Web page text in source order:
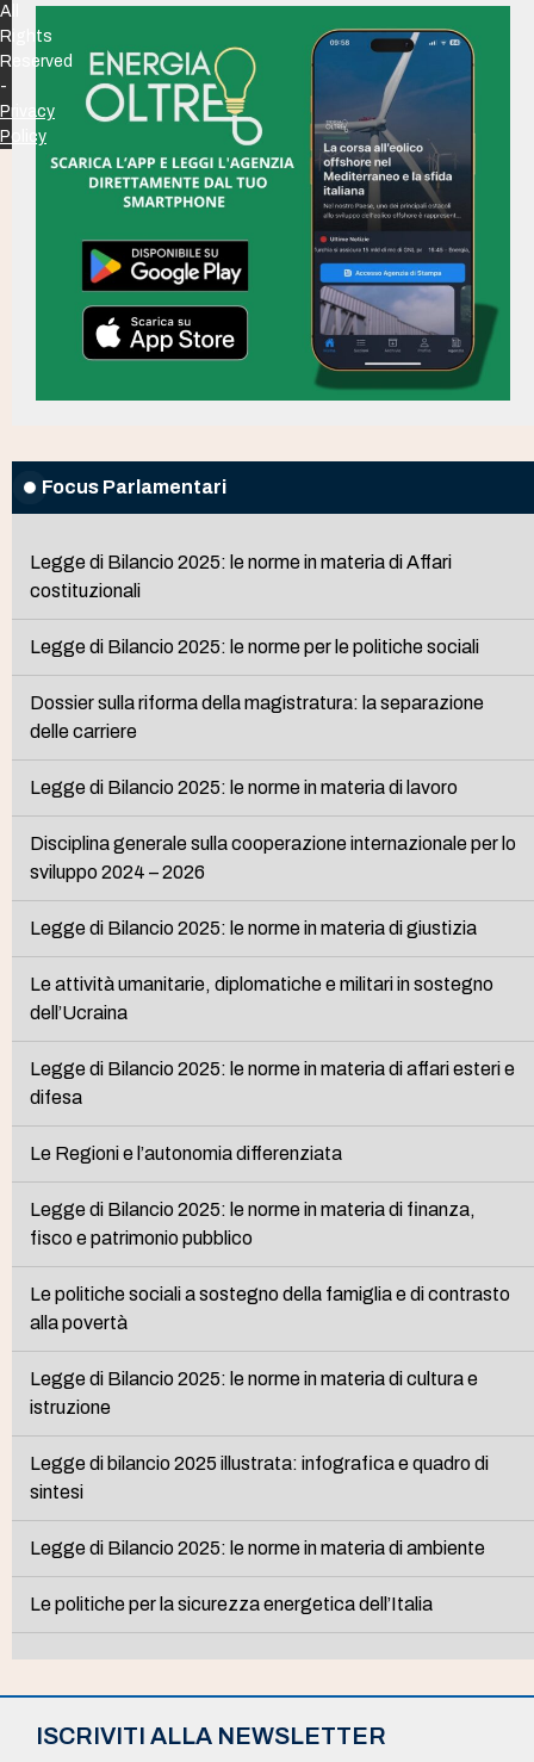
Focus Parlamentari
Legge di Bilancio 2025: le norme in materia di Affari
costituzionali
Legge di Bilancio 2025: le norme per le politiche sociali
Dossier sulla riforma della magistratura: la separazione
delle carriere
Legge di Bilancio 2025: le norme in materia di lavoro
Disciplina generale sulla cooperazione internazionale per lo
sviluppo 2024 – 2026
Legge di Bilancio 2025: le norme in materia di giustizia
Le attività umanitarie, diplomatiche e militari in sostegno
dell’Ucraina
Legge di Bilancio 2025: le norme in materia di affari esteri e
difesa
Le Regioni e l’autonomia differenziata
Legge di Bilancio 2025: le norme in materia di finanza,
fisco e patrimonio pubblico
Le politiche sociali a sostegno della famiglia e di contrasto
alla povertà
Legge di Bilancio 2025: le norme in materia di cultura e
istruzione
Legge di bilancio 2025 illustrata: infografica e quadro di
sintesi
Legge di Bilancio 2025: le norme in materia di ambiente
Le politiche per la sicurezza energetica dell’Italia
ISCRIVITI ALLA NEWSLETTER
All
Rights
Reserved
-
Privacy
Policy